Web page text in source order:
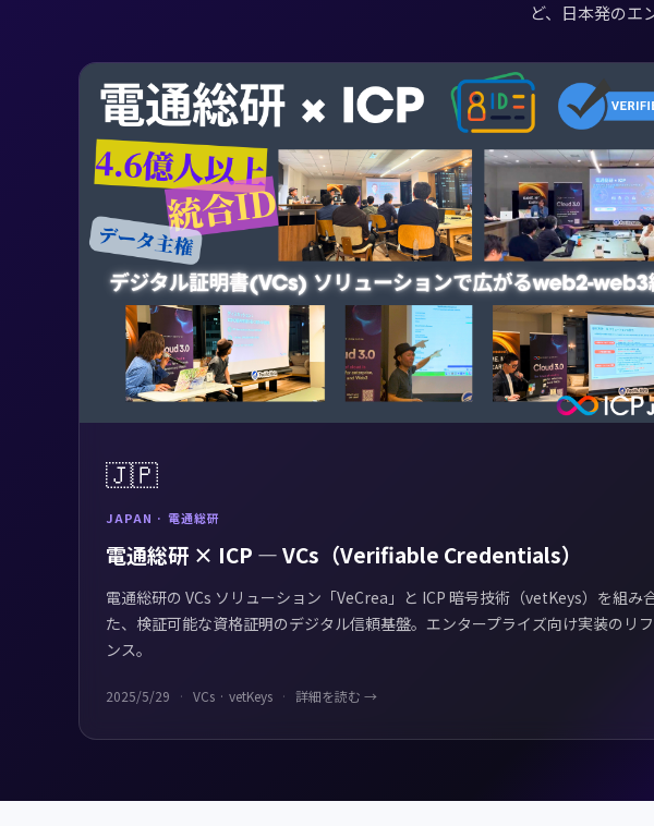
ど、日本発のエ
🇯🇵
JAPAN · 電通総研
電通総研 × ICP — VCs（Verifiable Credentials）
電通総研の VCs ソリューション「VeCrea」と ICP 暗号技術（vetKeys）を組み
た、検証可能な資格証明のデジタル信頼基盤。エンタープライズ向け実装のリ
ンス。
2025/5/29 VCs · vetKeys 詳細を読む →